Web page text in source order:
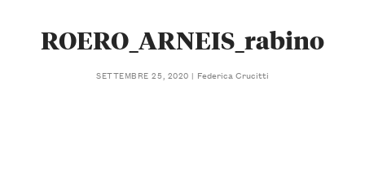
ROERO_ARNEIS_rabino
SETTEMBRE 25, 2020 Federica Crucitti